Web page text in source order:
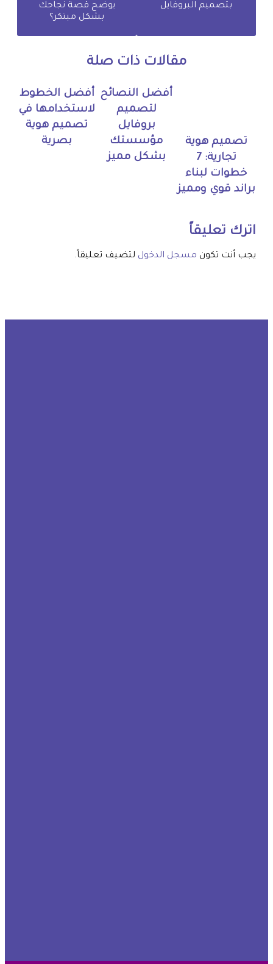
بتصميم البروفايل
يوضح قصة نجاحك
بشكل مبتكر؟
مقالات ذات صلة
تصميم هوية
تجارية: 7
خطوات لبناء
براند قوي ومميز
أفضل النصائح
لتصميم
بروفايل
مؤسستك
بشكل مميز
أفضل الخطوط
لاستخدامها في
تصميم هوية
بصرية
اترك تعليقاً
يجب أنت تكون مسجل الدخول لتضيف تعليقاً.